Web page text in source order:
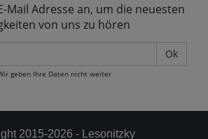
Mail Adresse an, um die neuesten
von uns zu hören
Mail
Adresse
geben Ihre Daten nicht weiter
2015-2026 - Lesonitzky